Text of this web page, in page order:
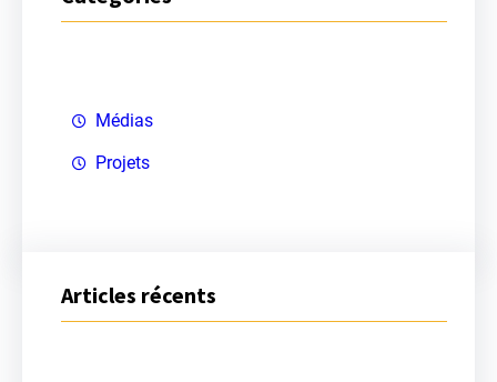
c
Médias
Projets
Articles récents